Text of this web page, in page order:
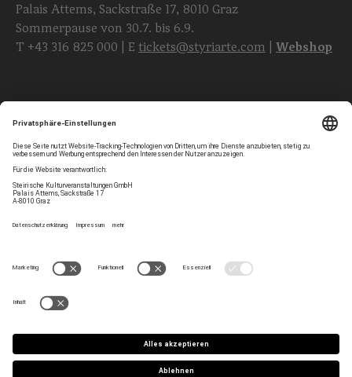
Palais Attems, Sackstraße 17, 8010 Graz
Sommerpause von 30.7. bis 6.9.
T +43 316 825 000 | E tickets@styriarte.com Webshop
Privatsphären-Einstellungen
Newsletter
Kontakt
Team
Jobs
Impressum
Datenschutz
Haltung